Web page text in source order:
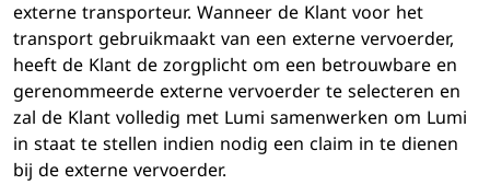
externe transporteur. Wanneer de Klant voor het
transport gebruikmaakt van een externe vervoerder,
heeft de Klant de zorgplicht om een ​​betrouwbare en
gerenommeerde externe vervoerder te selecteren en
zal de Klant volledig met Lumi samenwerken om Lumi
in staat te stellen indien nodig een claim in te dienen
bij de externe vervoerder.